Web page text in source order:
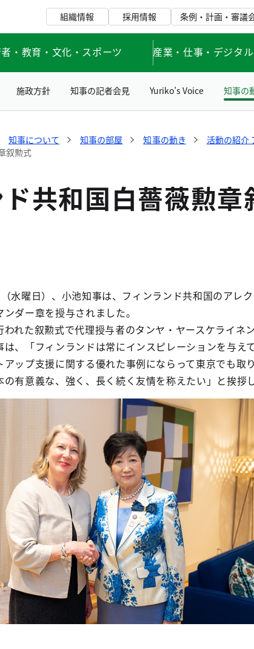
組織情報 採用情報 条例・計画・審議
・教育・文化・スポーツ 産業・仕事・デジタル
施政方針 知事の記者会見 Yuriko’s Voice 知事の
知事について 知事の部屋 知事の動き 活動の紹介
叙勲式
共和国白薔薇勲章
水曜日）、小池知事は、フィンランド共和国のアレ
ダー章を授与されました。
れた叙勲式で代理授与者のタンヤ・ヤースケライネ
、「フィンランドは常にインスピレーションを与え
ップ支援に関する優れた事例にならって東京でも取
有意義な、強く、長く続く友情を称えたい」と挨拶